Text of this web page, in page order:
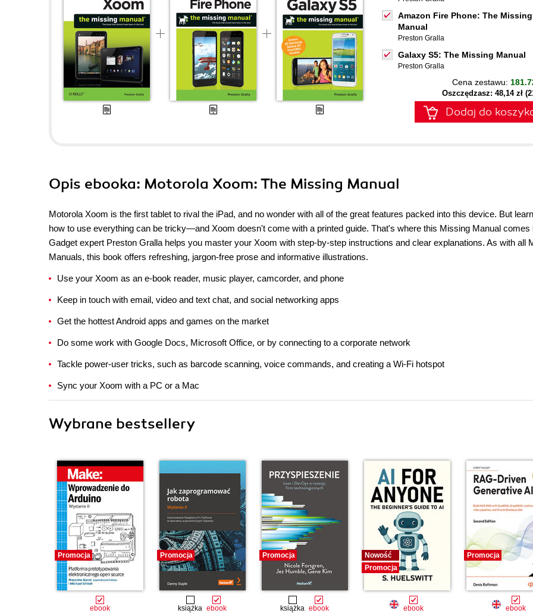
Amazon Fire Phone: The Missing
Manual
Preston Gralla
Galaxy S5: The Missing Manual
Preston Gralla
Cena zestawu:
Oszczędzasz: 48,14 zł
Dodaj do
Opis ebooka: Motorola Xoom: The Missing Manual
Motorola Xoom is the first tablet to rival the iPad, and no wonder with all of the great features packed into this device. But
how to use everything can be tricky—and Xoom doesn't come with a printed guide. That's where this Missing Manual comes
Gadget expert Preston Gralla helps you master your Xoom with step-by-step instructions and clear explanations. As with all
Manuals, this book offers refreshing, jargon-free prose and informative illustrations.
Use your Xoom as an e-book reader, music player, camcorder, and phone
Keep in touch with email, video and text chat, and social networking apps
Get the hottest Android apps and games on the market
Do some work with Google Docs, Microsoft Office, or by connecting to a corporate network
Tackle power-user tricks, such as barcode scanning, voice commands, and creating a Wi-Fi hotspot
Sync your Xoom with a PC or a Mac
Wybrane bestsellery
Promocja
ebook
Promocja
książka ebook
Promocja
książka ebook
Nowość
Promocja
ebook
Promocja
ebook